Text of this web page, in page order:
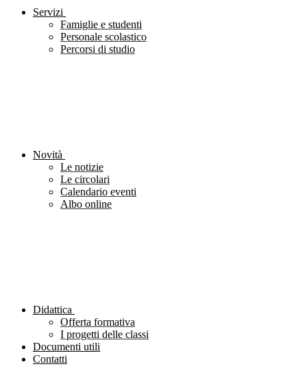
Servizi
Famiglie e studenti
Personale scolastico
Percorsi di studio
Novità
Le notizie
Le circolari
Calendario eventi
Albo online
Didattica
Offerta formativa
I progetti delle classi
Documenti utili
Contatti